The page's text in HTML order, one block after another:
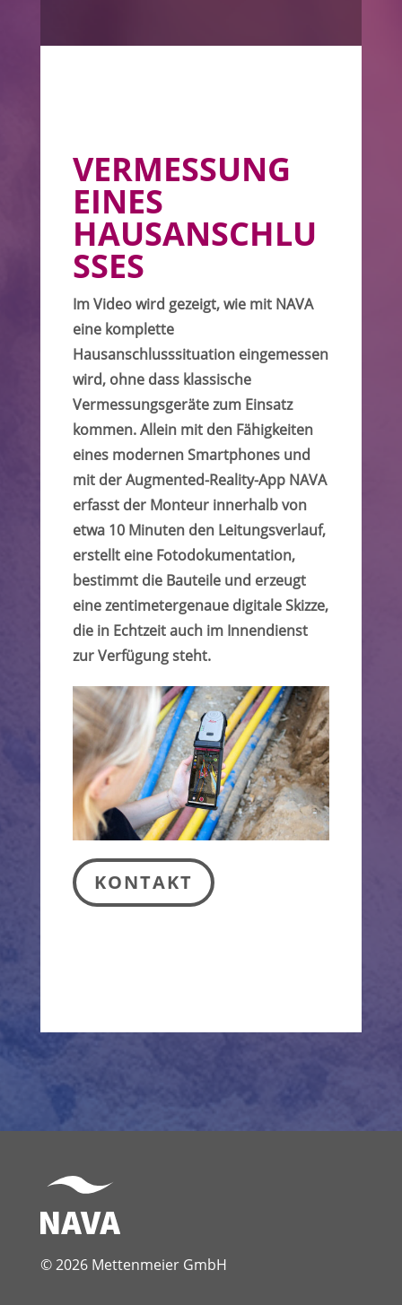
VERMESSUNG
EINES
HAUSANSCHLU
SSES
Im Video wird gezeigt, wie mit NAVA
eine komplette
Hausanschlusssituation eingemessen
wird, ohne dass klassische
Vermessungsgeräte zum Einsatz
kommen. Allein mit den Fähigkeiten
eines modernen Smartphones und
mit der Augmented-Reality-App NAVA
erfasst der Monteur innerhalb von
etwa 10 Minuten den Leitungsverlauf,
erstellt eine Fotodokumentation,
bestimmt die Bauteile und erzeugt
eine zentimetergenaue digitale Skizze,
die in Echtzeit auch im Innendienst
zur Verfügung steht.
KONTAKT
© 2026 Mettenmeier GmbH